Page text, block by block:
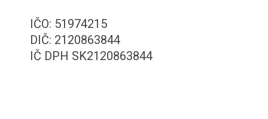
IČO: 51974215
DIČ: 2120863844
IČ DPH SK2120863844